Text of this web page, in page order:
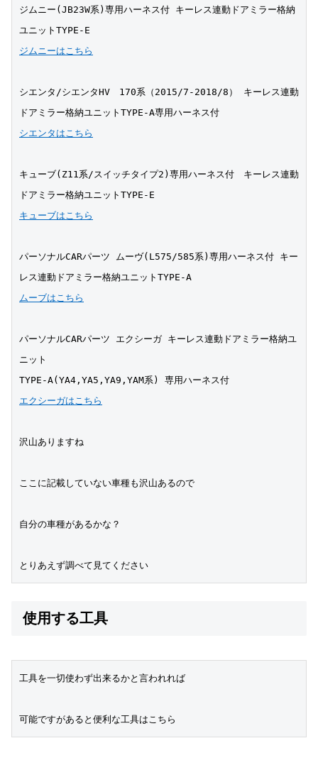
ジムニー(JB23W系)専用ハーネス付 キーレス連動ドアミラー格納
ユニットTYPE-E
ジムニーはこちら
シエンタ/シエンタHV　170系（2015/7-2018/8） キーレス連動
ドアミラー格納ユニットTYPE-A専用ハーネス付
シエンタはこちら
キューブ(Z11系/スイッチタイプ2)専用ハーネス付　キーレス連動
ドアミラー格納ユニットTYPE-E
キューブはこちら
パーソナルCARパーツ ムーヴ(L575/585系)専用ハーネス付 キー
レス連動ドアミラー格納ユニットTYPE-A
ムーブはこちら
パーソナルCARパーツ エクシーガ キーレス連動ドアミラー格納ユ
ニット
TYPE-A(YA4,YA5,YA9,YAM系) 専用ハーネス付
エクシーガはこちら
沢山ありますね
ここに記載していない車種も沢山あるので
自分の車種があるかな？
とりあえず調べて見てください
使用する工具
工具を一切使わず出来るかと言われれば
可能ですがあると便利な工具はこちら